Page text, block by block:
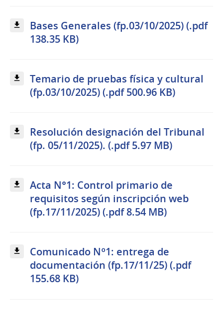
Bases Generales (fp.03/10/2025) (.pdf
138.35 KB)
Temario de pruebas física y cultural
(fp.03/10/2025) (.pdf 500.96 KB)
Resolución designación del Tribunal
(fp. 05/11/2025). (.pdf 5.97 MB)
Acta N°1: Control primario de
requisitos según inscripción web
(fp.17/11/2025) (.pdf 8.54 MB)
Comunicado Nº1: entrega de
documentación (fp.17/11/25) (.pdf
155.68 KB)